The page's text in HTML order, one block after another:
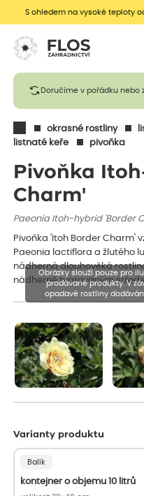
S ohledem na vysoké teploty
Doručíme v pořádku nebo
okrasné rostliny
listnaté keře
pivoňka
Pivoňka
Charm'
Paeonia Itoh-hybrid 'Border
Pivoňka 'Itoh Border Charm'
Paeonia lactiflora a žlutého
nádherná dlouhověká
nádherně tvarovaným
Varianty produktu
Balík
kontejner o objemu 10 litrů
Obrázky slouží pouze pro
prodávané produkty. V
opadavé rostliny
Rostliny mohou být také